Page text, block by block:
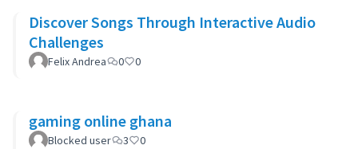
Discover Songs Through Interactive Audio
Challenges
Felix Andrea 0 0
gaming online ghana
Blocked user 3 0